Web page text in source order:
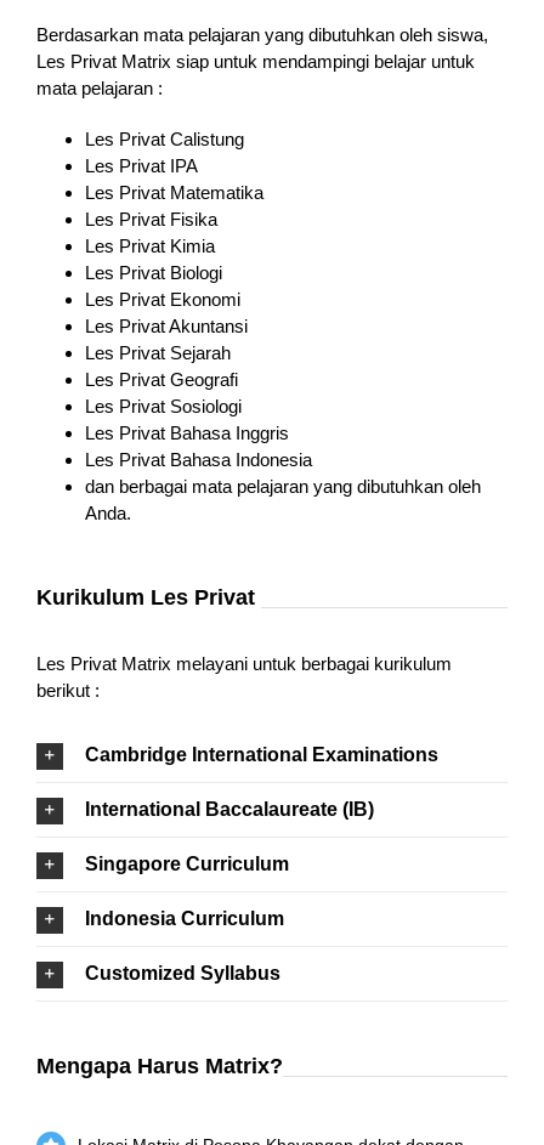
Berdasarkan mata pelajaran yang dibutuhkan oleh siswa,
Les Privat Matrix siap untuk mendampingi belajar untuk
mata pelajaran :
Les Privat Calistung
Les Privat IPA
Les Privat Matematika
Les Privat Fisika
Les Privat Kimia
Les Privat Biologi
Les Privat Ekonomi
Les Privat Akuntansi
Les Privat Sejarah
Les Privat Geografi
Les Privat Sosiologi
Les Privat Bahasa Inggris
Les Privat Bahasa Indonesia
dan berbagai mata pelajaran yang dibutuhkan oleh
Anda.
Kurikulum Les Privat
Les Privat Matrix melayani untuk berbagai kurikulum
berikut :
Cambridge International Examinations
International Baccalaureate (IB)
Singapore Curriculum
Indonesia Curriculum
Customized Syllabus
Mengapa Harus Matrix?